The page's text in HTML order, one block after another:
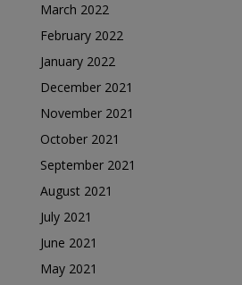
March 2022
February 2022
January 2022
December 2021
November 2021
October 2021
September 2021
August 2021
July 2021
June 2021
May 2021